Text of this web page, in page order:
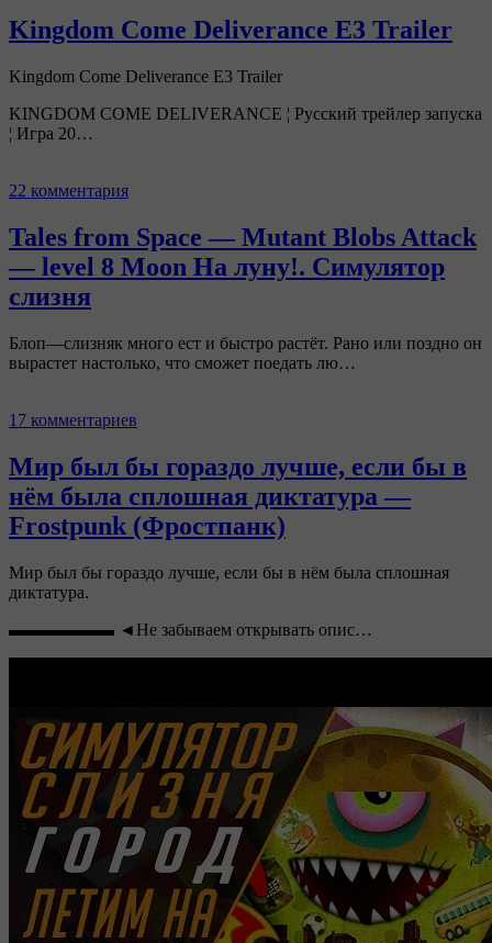
Kingdom Come Deliverance E3 Trailer
Kingdom Come Deliverance E3 Trailer
KINGDOM COME DELIVERANCE ¦ Русский трейлер запуска
¦ Игра 20…
22 комментария
Tales from Space — Mutant Blobs Attack
— level 8 Moon На луну!. Симулятор
слизня
Блоп—слизняк много ест и быстро растёт. Рано или поздно он
вырастет настолько, что сможет поедать лю…
17 комментариев
Мир был бы гораздо лучше, если бы в
нём была сплошная диктатура —
Frostpunk (Фростпанк)
Мир был бы гораздо лучше, если бы в нём была сплошная
диктатура.
▬▬▬▬▬▬ ◄Не забываем открывать опис…